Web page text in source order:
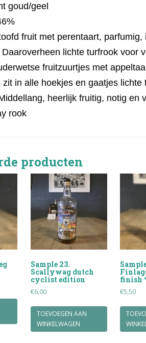
goud/geel
fruit met perentaart,
lichte turfrook voor
fruitzuurtjes met
zit in alle hoekjes en gaatjes lichte
heerlijk fruitig, notig en
rook
producten
Sample 23.
Scallywag dutch
cyclist edition
€6,00
TOEVOEGEN AAN
WINKELWAGEN
finish
€5,50